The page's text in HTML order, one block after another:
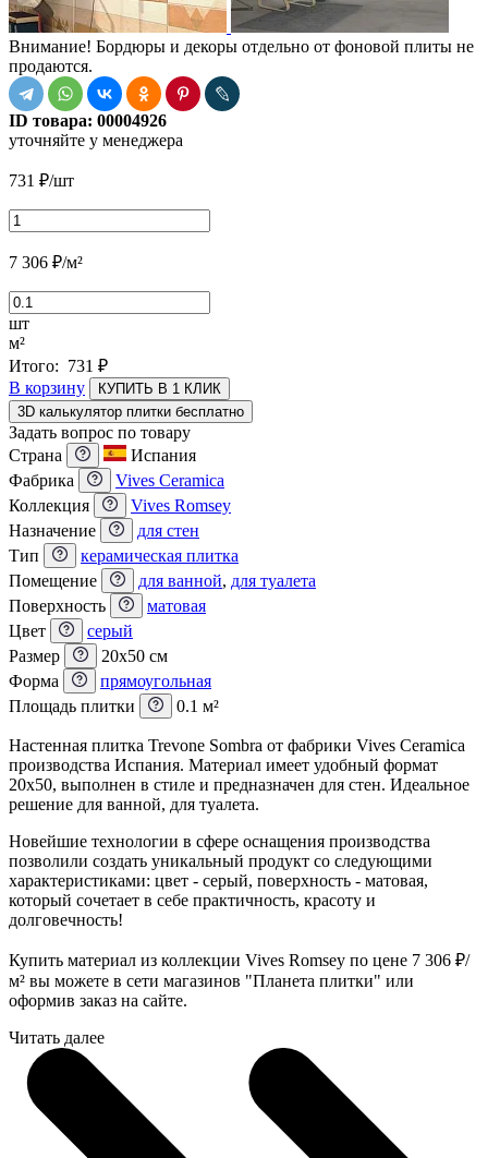
Внимание! Бордюры и декоры отдельно от фоновой плиты не
продаются.
ID товара: 00004926
уточняйте у менеджера
731 ₽/шт
7 306 ₽/м²
шт
м²
Итого: 731 ₽
В корзину
КУПИТЬ В 1 КЛИК
3D калькулятор плитки бесплатно
Задать вопрос по товару
Страна
Испания
Фабрика
Vives Ceramica
Коллекция
Vives Romsey
Назначение
для стен
Тип
керамическая плитка
Помещение
для ванной, для туалета
Поверхность
матовая
Цвет
серый
Размер
20x50 см
Форма
прямоугольная
Площадь плитки
0.1 м²
Настенная плитка Trevone Sombra от фабрики Vives Ceramica
производства Испания. Материал имеет удобный формат
20x50, выполнен в стиле и предназначен для стен. Идеальное
решение для ванной, для туалета.
Новейшие технологии в сфере оснащения производства
позволили создать уникальный продукт со следующими
характеристиками: цвет - серый, поверхность - матовая,
который сочетает в себе практичность, красоту и
долговечность!
Купить материал из коллекции Vives Romsey по цене 7 306 ₽/
м² вы можете в сети магазинов "Планета плитки" или
оформив заказ на сайте.
Читать далее